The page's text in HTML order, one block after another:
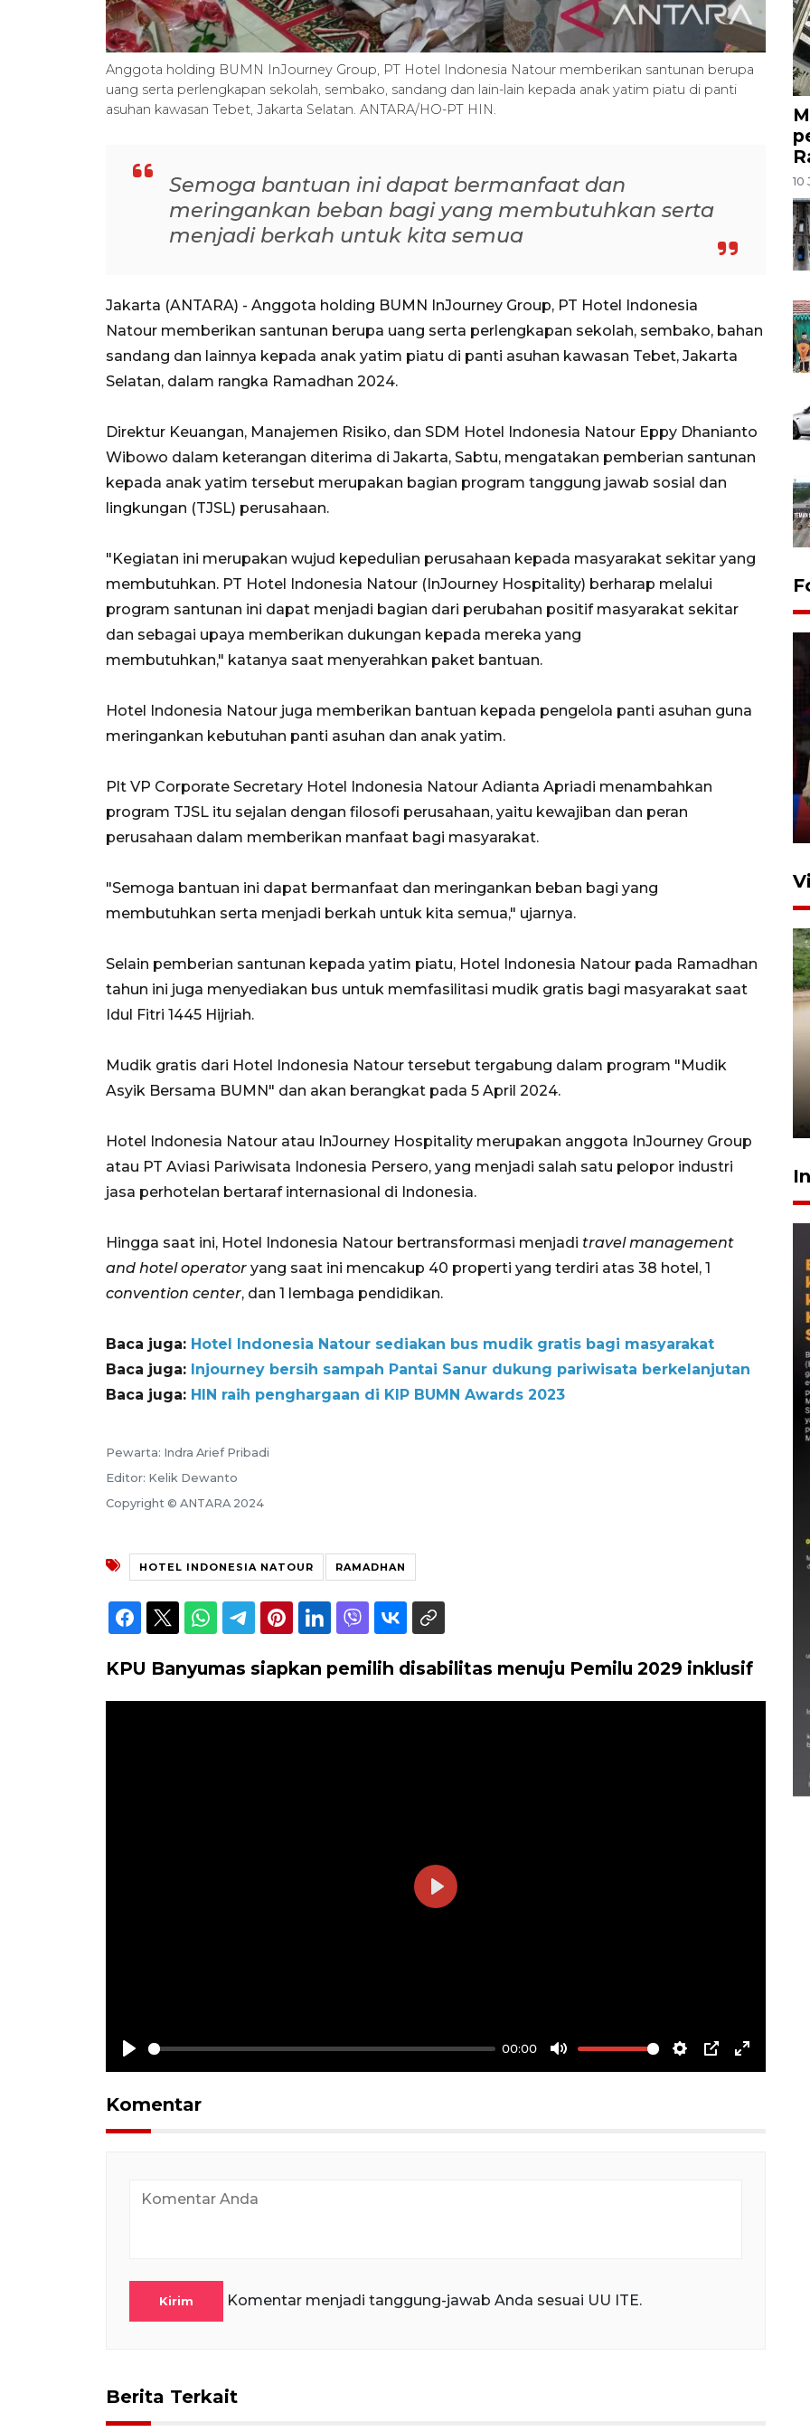
Anggota holding BUMN InJourney Group, PT Hotel Indonesia Natour memberikan santunan berupa
uang serta perlengkapan sekolah, sembako, sandang dan lain-lain kepada anak yatim piatu di panti
asuhan kawasan Tebet, Jakarta Selatan. ANTARA/HO-PT HIN.
Semoga bantuan ini dapat bermanfaat dan
meringankan beban bagi yang membutuhkan serta
menjadi berkah untuk kita semua
Jakarta (ANTARA) - Anggota holding BUMN InJourney Group, PT Hotel Indonesia
Natour memberikan santunan berupa uang serta perlengkapan sekolah, sembako, bahan
sandang dan lainnya kepada anak yatim piatu di panti asuhan kawasan Tebet, Jakarta
Selatan, dalam rangka Ramadhan 2024.
Direktur Keuangan, Manajemen Risiko, dan SDM Hotel Indonesia Natour Eppy Dhanianto
Wibowo dalam keterangan diterima di Jakarta, Sabtu, mengatakan pemberian santunan
kepada anak yatim tersebut merupakan bagian program tanggung jawab sosial dan
lingkungan (TJSL) perusahaan.
"Kegiatan ini merupakan wujud kepedulian perusahaan kepada masyarakat sekitar yang
membutuhkan. PT Hotel Indonesia Natour (InJourney Hospitality) berharap melalui
program santunan ini dapat menjadi bagian dari perubahan positif masyarakat sekitar
dan sebagai upaya memberikan dukungan kepada mereka yang
membutuhkan," katanya saat menyerahkan paket bantuan.
Hotel Indonesia Natour juga memberikan bantuan kepada pengelola panti asuhan guna
meringankan kebutuhan panti asuhan dan anak yatim.
Plt VP Corporate Secretary Hotel Indonesia Natour Adianta Apriadi menambahkan
program TJSL itu sejalan dengan filosofi perusahaan, yaitu kewajiban dan peran
perusahaan dalam memberikan manfaat bagi masyarakat.
"Semoga bantuan ini dapat bermanfaat dan meringankan beban bagi yang
membutuhkan serta menjadi berkah untuk kita semua," ujarnya.
Selain pemberian santunan kepada yatim piatu, Hotel Indonesia Natour pada Ramadhan
tahun ini juga menyediakan bus untuk memfasilitasi mudik gratis bagi masyarakat saat
Idul Fitri 1445 Hijriah.
Mudik gratis dari Hotel Indonesia Natour tersebut tergabung dalam program "Mudik
Asyik Bersama BUMN" dan akan berangkat pada 5 April 2024.
Hotel Indonesia Natour atau InJourney Hospitality merupakan anggota InJourney Group
atau PT Aviasi Pariwisata Indonesia Persero, yang menjadi salah satu pelopor industri
jasa perhotelan bertaraf internasional di Indonesia.
Hingga saat ini, Hotel Indonesia Natour bertransformasi menjadi travel management
and hotel operator yang saat ini mencakup 40 properti yang terdiri atas 38 hotel, 1
convention center, dan 1 lembaga pendidikan.
Baca juga: Hotel Indonesia Natour sediakan bus mudik gratis bagi masyarakat
Baca juga: Injourney bersih sampah Pantai Sanur dukung pariwisata berkelanjutan
Baca juga: HIN raih penghargaan di KIP BUMN Awards 2023
Pewarta: Indra Arief Pribadi
Editor: Kelik Dewanto
Copyright © ANTARA 2024
HOTEL INDONESIA NATOUR RAMADHAN
KPU Banyumas siapkan pemilih disabilitas menuju Pemilu 2029 inklusif
Play
00:00
Mute Settings
PIP Enter
Play
Komentar
Kirim Komentar menjadi tanggung-jawab Anda sesuai UU ITE.
Berita Terkait
10
Lebaran Betawi 2026, ajang
upaya pelestarian budaya di
Ibu Kota
11 April 2026
timnas Ramadhan Sananta
kembali asah naluri